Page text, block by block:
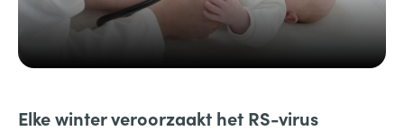
Elke winter veroorzaakt het RS-virus